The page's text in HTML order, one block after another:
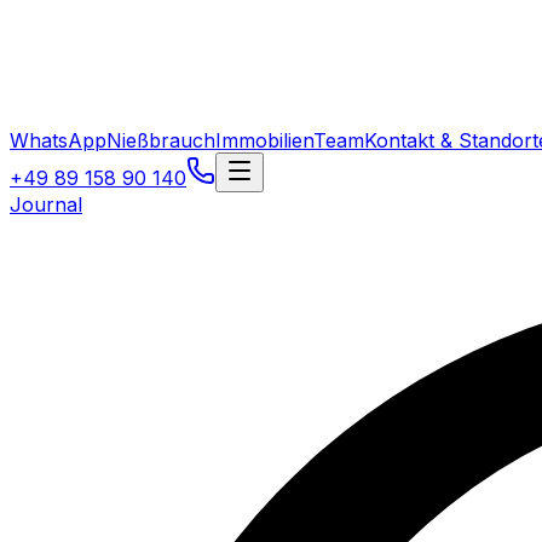
WhatsAppNießbrauchImmobilienTeamKontakt &
+49 89 158 90 140
Journal